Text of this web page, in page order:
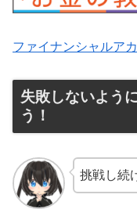
ファイナンシャルア
失敗しないよう
う！
挑戦し続